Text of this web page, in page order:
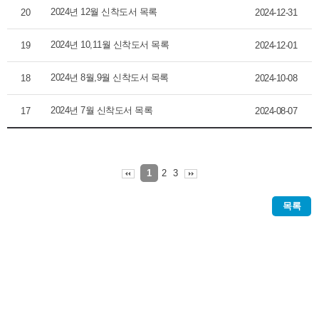
20 2024년 12월 신착도서 목록 2024-12-31
19 2024년 10,11월 신착도서 목록 2024-12-01
18 2024년 8월,9월 신착도서 목록 2024-10-08
17 2024년 7월 신착도서 목록 2024-08-07
1 2 3
목록